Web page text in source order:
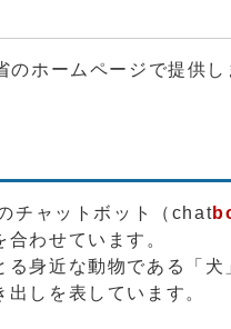
ホームページで提供
チャットボット（chat
わせています。
身近な動物である「
しを表しています。